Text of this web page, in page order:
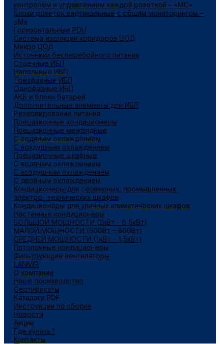
контролем и управлением каждой розеткой – «МС»
Блоки розеток вертикальные с общим мониторингом –
«М»
Горизонтальные PDU
Система изоляции коридоров ЦОД
Микро ЦОД
Источники бесперебойного питания
Стоечные ИБП
Напольные ИБП
Трёхфазные ИБП
Однофазные ИБП
АКБ и блоки батарей
Дополнительные элементы для ИБП
Резервирование питания
Прецизионные кондиционеры
Прецизионные межрядные
С водяным охлаждением
С воздушным охлаждением
Прецизионные шкафные
С водяным охлаждением
С воздушным охлаждением
С двойным охлаждением
Кондиционеры для серверных, промышленных,
электро- технических шкафов
Кондиционеры для уличных климатических шкафов
Настенные кондиционеры
БОЛЬШОЙ МОЩНОСТИ (2кВт - 6,5кВт)
МАЛОЙ МОЩНОСТИ (500Вт – 800Вт)
СРЕДНЕЙ МОЩНОСТИ (1кВт - 1,5кВт)
Потолочные кондиционеры
Фильтрующие вентиляторы
LANMIR
О компании
Наше производство
Сертификаты
Каталоги PDF
Инструкции по сборке
Новости
Акции
Где купить?
Контакты